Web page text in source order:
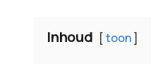
Inhoud toon